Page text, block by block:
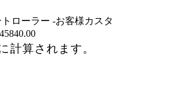
ローラー -お客様カスタ
計算されます。